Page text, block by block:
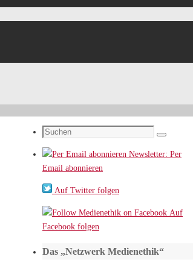
Suchen
nach:
Suchen
Newsletter: Per
Email abonnieren
Auf Twitter folgen
Auf
Facebook folgen
Das „Netzwerk Medienethik“